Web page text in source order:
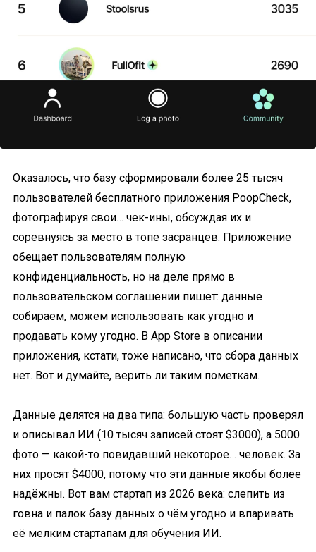
Оказалось, что базу сформировали более 25 тысяч
пользователей бесплатного приложения PoopCheck,
фотографируя свои… чек-ины, обсуждая их и
соревнуясь за место в топе засранцев. Приложение
обещает пользователям полную
конфиденциальность, но на деле прямо в
пользовательском соглашении пишет: данные
собираем, можем использовать как угодно и
продавать кому угодно. В App Store в описании
приложения, кстати, тоже написано, что сбора данных
нет. Вот и думайте, верить ли таким пометкам.
Данные делятся на два типа: большую часть проверял
и описывал ИИ (10 тысяч записей стоят $3000), а 5000
фото — какой-то повидавший некоторое… человек. За
них просят $4000, потому что эти данные якобы более
надёжны. Вот вам стартап из 2026 века: слепить из
говна и палок базу данных о чём угодно и впаривать
её мелким стартапам для обучения ИИ.